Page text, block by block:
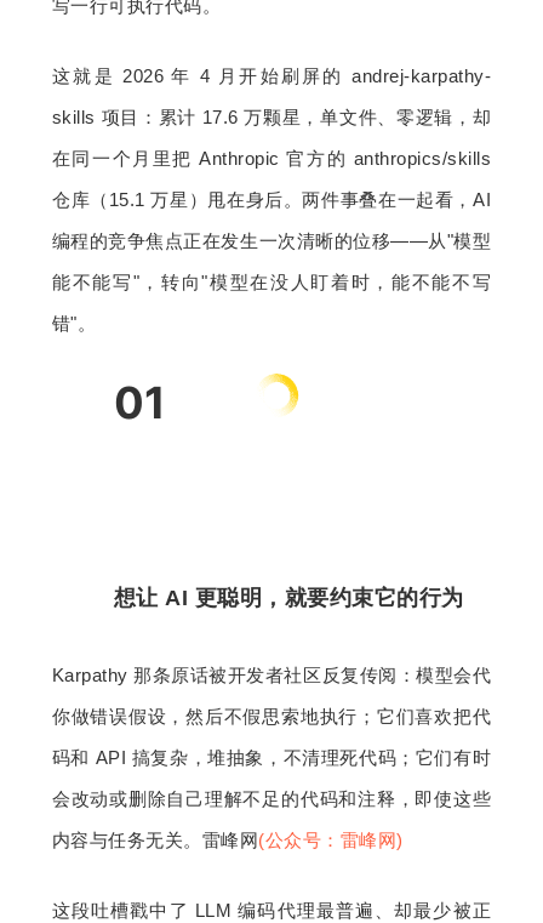
写一行可执行代码。
这就是 2026 年 4 月开始刷屏的 andrej-karpathy-
skills 项目：累计 17.6 万颗星，单文件、零逻辑，却
在同一个月里把 Anthropic 官方的 anthropics/skills
仓库（15.1 万星）甩在身后。两件事叠在一起看，AI
编程的竞争焦点正在发生一次清晰的位移——从"模型
能不能写"，转向"模型在没人盯着时，能不能不写
错"。
01
想让 AI 更聪明，就要约束它的行为
Karpathy 那条原话被开发者社区反复传阅：模型会代
你做错误假设，然后不假思索地执行；它们喜欢把代
码和 API 搞复杂，堆抽象，不清理死代码；它们有时
会改动或删除自己理解不足的代码和注释，即使这些
内容与任务无关。雷峰网(公众号：雷峰网)
这段吐槽戳中了 LLM 编码代理最普遍、却最少被正